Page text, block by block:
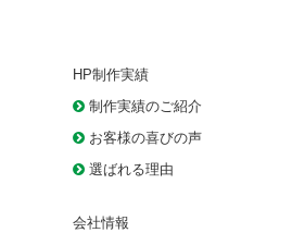
HP制作実績
制作実績のご紹介
お客様の喜びの声
選ばれる理由
会社情報